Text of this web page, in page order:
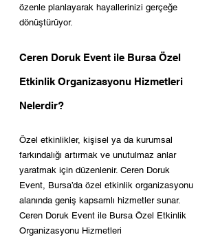
özenle planlayarak hayallerinizi gerçeğe
dönüştürüyor.
Ceren Doruk Event ile Bursa Özel
Etkinlik Organizasyonu Hizmetleri
Nelerdir?
Özel etkinlikler, kişisel ya da kurumsal
farkındalığı artırmak ve unutulmaz anlar
yaratmak için düzenlenir. Ceren Doruk
Event, Bursa’da özel etkinlik organizasyonu
alanında geniş kapsamlı hizmetler sunar.
Ceren Doruk Event ile Bursa Özel Etkinlik
Organizasyonu Hizmetleri